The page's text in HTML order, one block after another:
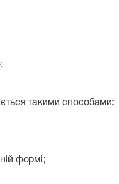
такими способами:
формі;